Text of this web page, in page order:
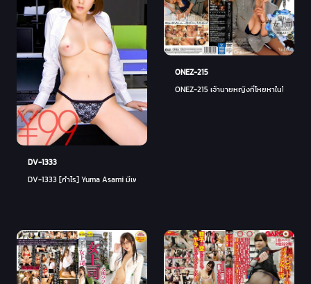
DV-1333
DV-1333 [กำไร] Yuma Asami มีเพศสัมพันธ์กับผู้ควบคุมหญิง แทรกเข้าไปในตัวเธอที่ได้รั
ONEZ-215
ONEZ-215 เจ้านายหญิงที่โหยหาในโรงแร